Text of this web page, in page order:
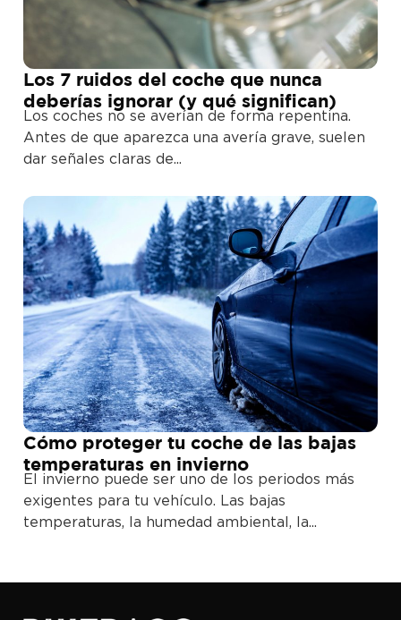
Los 7 ruidos del coche que nunca
deberías ignorar (y qué significan)
Los coches no se averían de forma repentina.
Antes de que aparezca una avería grave, suelen
dar señales claras de...
Cómo proteger tu coche de las bajas
temperaturas en invierno
El invierno puede ser uno de los periodos más
exigentes para tu vehículo. Las bajas
temperaturas, la humedad ambiental, la...